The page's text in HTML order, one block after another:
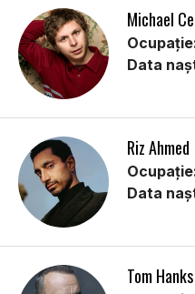
Michael
Data
Riz Ahmed
Data
Tom Hanks